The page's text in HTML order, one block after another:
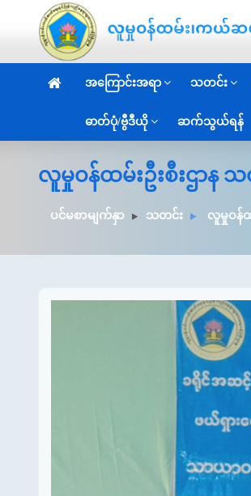
အကြောင်းအရာ သတင်း
ဓာတ်ပုံ/ဗွီဒီယို ဆက်သွယ်ရန်
လူမှုဝန်ထမ်းဦးစီးဌာန
ပင်မစာမျက်နှာ သတင်း လူမှုဝန်ထ